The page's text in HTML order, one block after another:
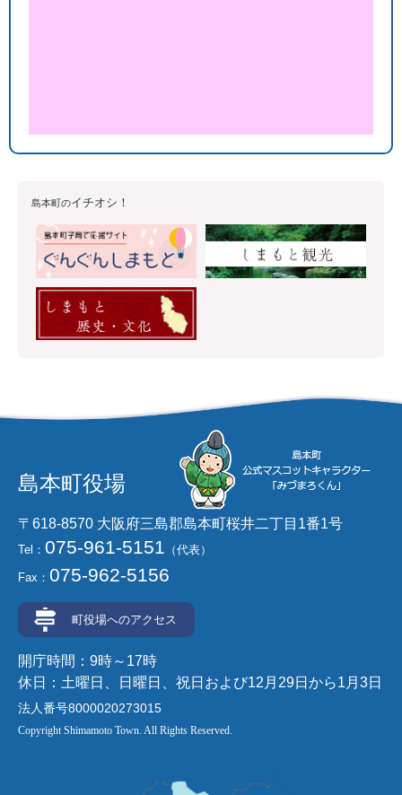
島本町のイチオシ！
島本町役場
〒618-8570 大阪府三島郡島本町桜井二丁目1番1号
Tel： 075-961-5151 （代表）
Fax： 075-962-5156
町役場へのアクセス
開庁時間：9時～17時
休日：土曜日、日曜日、祝日および12月29日から1月3日
法人番号8000020273015
Copyright Shimamoto Town. All Rights Reserved.